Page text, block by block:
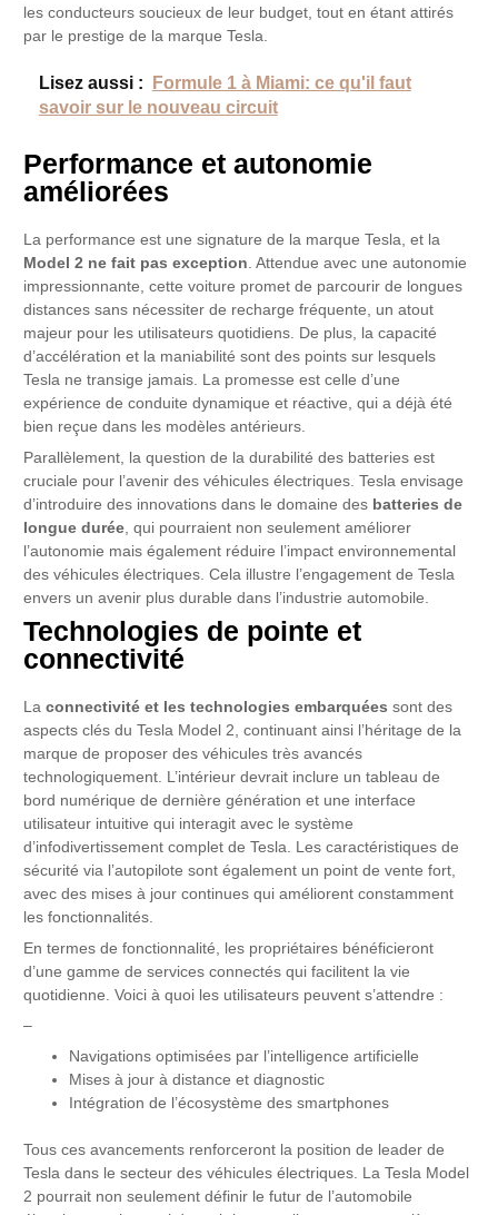
les conducteurs soucieux de leur budget, tout en étant attirés
par le prestige de la marque Tesla.
Lisez aussi :
Formule 1 à Miami: ce qu'il faut
savoir sur le nouveau circuit
Performance et autonomie
améliorées
La performance est une signature de la marque Tesla, et la
Model 2 ne fait pas exception. Attendue avec une autonomie
impressionnante, cette voiture promet de parcourir de longues
distances sans nécessiter de recharge fréquente, un atout
majeur pour les utilisateurs quotidiens. De plus, la capacité
d’accélération et la maniabilité sont des points sur lesquels
Tesla ne transige jamais. La promesse est celle d’une
expérience de conduite dynamique et réactive, qui a déjà été
bien reçue dans les modèles antérieurs.
Parallèlement, la question de la durabilité des batteries est
cruciale pour l’avenir des véhicules électriques. Tesla envisage
d’introduire des innovations dans le domaine des batteries de
longue durée , qui pourraient non seulement améliorer
l’autonomie mais également réduire l’impact environnemental
des véhicules électriques. Cela illustre l’engagement de Tesla
envers un avenir plus durable dans l’industrie automobile.
Technologies de pointe et
connectivité
Laconnectivité et les technologies embarquées sont des
aspects clés du Tesla Model 2, continuant ainsi l’héritage de la
marque de proposer des véhicules très avancés
technologiquement. L’intérieur devrait inclure un tableau de
bord numérique de dernière génération et une interface
utilisateur intuitive qui interagit avec le système
d’infodivertissement complet de Tesla. Les caractéristiques de
sécurité via l’autopilote sont également un point de vente fort,
avec des mises à jour continues qui améliorent constamment
les fonctionnalités.
En termes de fonctionnalité, les propriétaires bénéficieront
d’une gamme de services connectés qui facilitent la vie
quotidienne. Voici à quoi les utilisateurs peuvent s’attendre :
–
Navigations optimisées par l’intelligence artificielle
Mises à jour à distance et diagnostic
Intégration de l’écosystème des smartphones
Tous ces avancements renforceront la position de leader de
Tesla dans le secteur des véhicules électriques. La Tesla Model
2 pourrait non seulement définir le futur de l’automobile